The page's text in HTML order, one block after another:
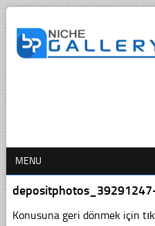
MENU
Konusuna geri dönmek için